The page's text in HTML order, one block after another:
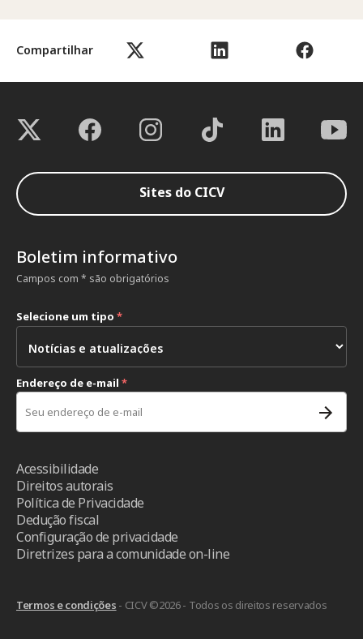
Compartilhar
Sites do CICV
Boletim informativo
Campos com * são obrigatórios
Selecione um tipo *
Endereço de e-mail *
Acessibilidade
Direitos autorais
Política de Privacidade
Dedução fiscal
Configuração de privacidade
Diretrizes para a comunidade on-line
Termos e condições - CICV ©2026 - Todos os direitos reservados